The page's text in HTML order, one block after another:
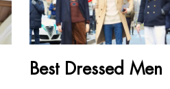
Best Dressed Men